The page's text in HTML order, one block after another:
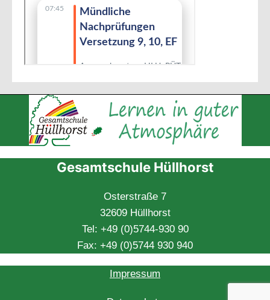
Gesamtschule Hüllhorst
Osterstraße 7
32609 Hüllhorst
Tel: +49 (0)5744-930 90
Fax: +49 (0)5744 930 940
Impressum